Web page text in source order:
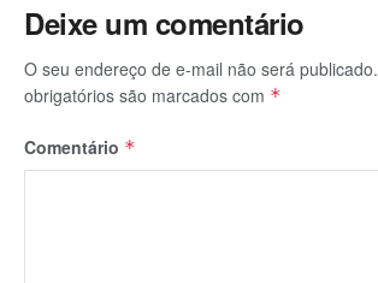
Deixe um comentário
O seu endereço de e-mail não será publicado.
obrigatórios são marcados com *
Comentário *